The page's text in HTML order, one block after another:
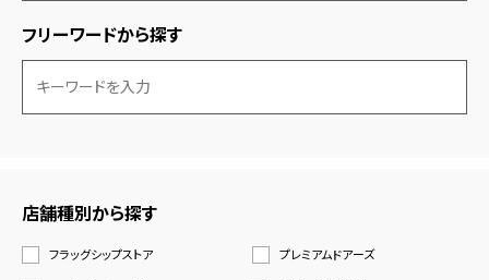
フリーワードから探す
店舗種別から探す
フラッグシップストア
プレミアムドアーズ